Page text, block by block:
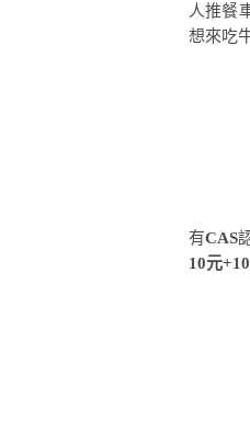
人推餐
想來吃
有CAS
10元